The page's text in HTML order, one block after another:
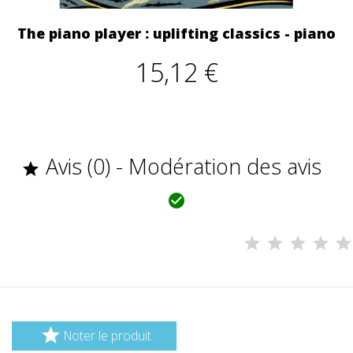
The piano player : uplifting classics - piano
15,12 €
 Avis (0) - Modération des avis

 Noter le produit